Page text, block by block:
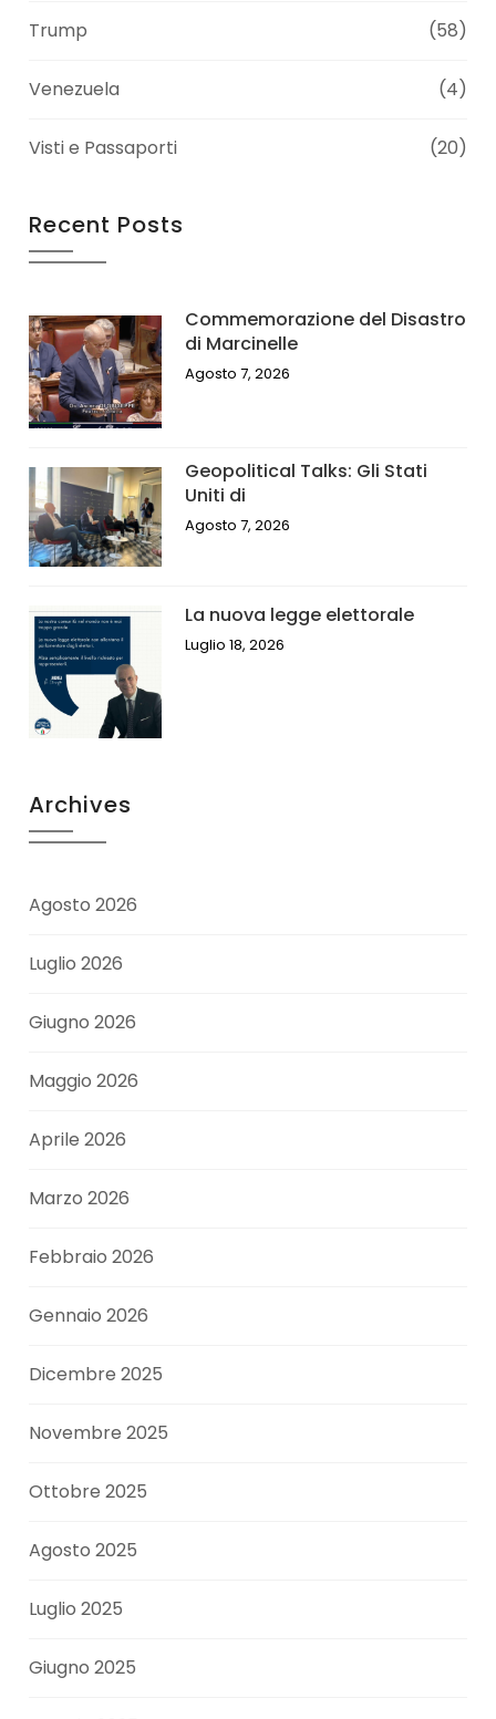
Trump (58)
Venezuela (4)
Visti e Passaporti (20)
Recent Posts
Commemorazione del Disastro
di Marcinelle
Agosto 7, 2026
Geopolitical Talks: Gli Stati
Uniti di
Agosto 7, 2026
La nuova legge elettorale
Luglio 18, 2026
Archives
Agosto 2026
Luglio 2026
Giugno 2026
Maggio 2026
Aprile 2026
Marzo 2026
Febbraio 2026
Gennaio 2026
Dicembre 2025
Novembre 2025
Ottobre 2025
Agosto 2025
Luglio 2025
Giugno 2025